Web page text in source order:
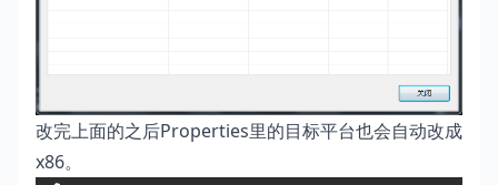
改完上面的之后Properties里的目标平台也会自动改成
x86。